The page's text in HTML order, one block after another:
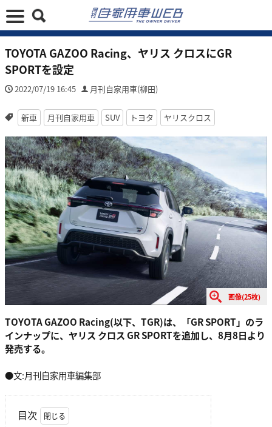
TOYOTA GAZOO Racing、ヤリス クロスにGR
SPORTを設定
2022/07/19 16:45 月刊自家用車(柳田)
新車 月刊自家用車 SUV トヨタ ヤリスクロス
画像(25枚)
TOYOTA GAZOO Racing(以下、TGR)は、「GR SPORT」のラ
インナップに、ヤリス クロス GR SPORTを追加し、8月8日より
発売する。
●文:月刊自家用車編集部
目次